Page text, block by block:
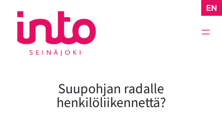
sisältöön
EN
Suupohjan radalle
henkilöliikennettä?